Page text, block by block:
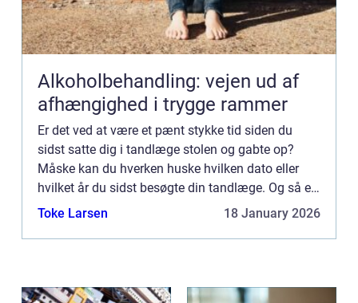
Alkoholbehandling: vejen ud af
afhængighed i trygge rammer
Er det ved at være et pænt stykke tid siden du
sidst satte dig i tandlæge stolen og gabte op?
Måske kan du hverken huske hvilken dato eller
hvilket år du sidst besøgte din tandlæge. Og så er
det ved at...
Toke Larsen 18 January 2026